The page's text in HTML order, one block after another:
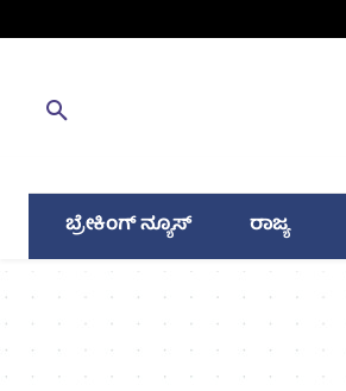
ಬ್ರೇಕಿಂಗ್ ನ್ಯೂಸ್ ರಾಜ್ಯ